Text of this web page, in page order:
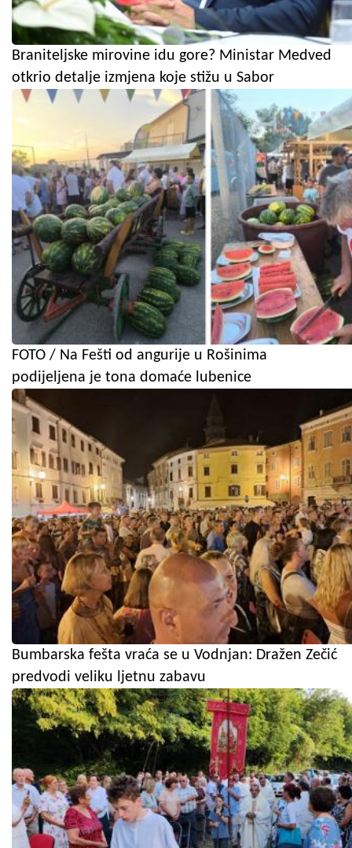
Braniteljske mirovine idu gore? Ministar Medved
otkrio detalje izmjena koje stižu u Sabor
FOTO / Na Fešti od angurije u Rošinima
podijeljena je tona domaće lubenice
Bumbarska fešta vraća se u Vodnjan: Dražen Zečić
predvodi veliku ljetnu zabavu